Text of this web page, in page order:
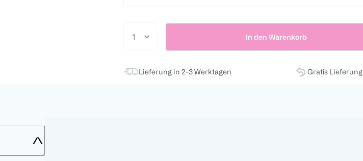
In den Warenkorb
Lieferung in 2-3 Werktagen Gratis